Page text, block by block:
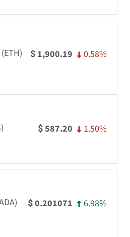
$ 1,900.19 0.58%
$587.20 1.50%
$0.201071 6.98%